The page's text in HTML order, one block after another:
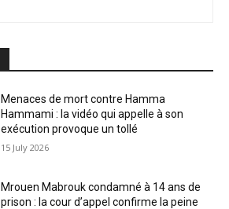
Menaces de mort contre Hamma
Hammami : la vidéo qui appelle à son
exécution provoque un tollé
15 July 2026
Mrouen Mabrouk condamné à 14 ans de
prison : la cour d’appel confirme la peine